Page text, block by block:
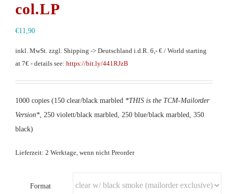
col.LP
€11,90
inkl. MwSt. zzgl. Shipping -> Deutschland i.d.R. 6,- € / World starting
at 7€ - details see: https://bit.ly/441RJzB
1000 copies (150 clear/black marbled *THIS is the TCM-Mailorder
Version* , 250 violett/black marbled, 250 blue/black marbled, 350
black)
Lieferzeit: 2 Werktage, wenn nicht Preorder
Format